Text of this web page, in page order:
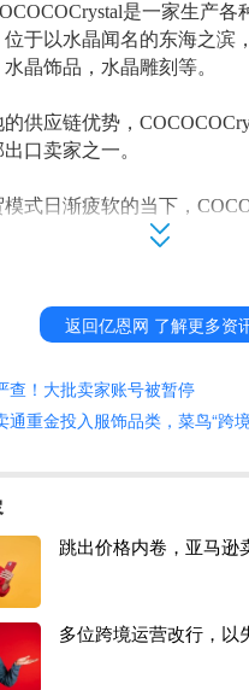
是一家生产各
位于以水晶闻名的东海之滨
晶饰品，水晶雕刻等。
供应链优势，
口卖家之一。
式日渐疲软的当下，
，并入驻TikTok注册了自家
，水晶饰品非常受欧美地区
超200亿曝光量。
自2023年12月该店铺开店以
估销售额260万美金，并且当
Crystal DIY更是凭借其招牌
宝水晶饰品类销售额月榜
，约合人民币170万。
Crystal DIY的TikTok账号
了自己独有的视频模式，其
珠宝类产品。
返回亿恩网 了解更多资
查！大批卖家账号被暂停
通重金投入服饰品类，菜鸟“跨
跳出价格内卷，亚马逊
多位跨境运营改行，以